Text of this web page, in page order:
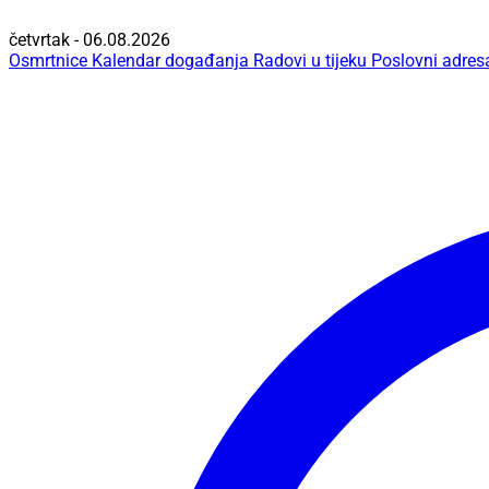
četvrtak - 06.08.2026
Osmrtnice Kalendar događanja Radovi u tijeku Poslovni